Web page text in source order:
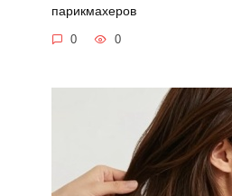
парикмахеров
0 0